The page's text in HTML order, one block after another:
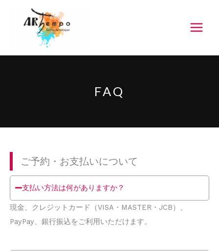
FAQ
ご予約・お支払いについて
支払い方法は何がありますか？
現金、クレジットカード（VISA・MASTER・JCB）、
PayPay、銀行振込をご利用いただけます。